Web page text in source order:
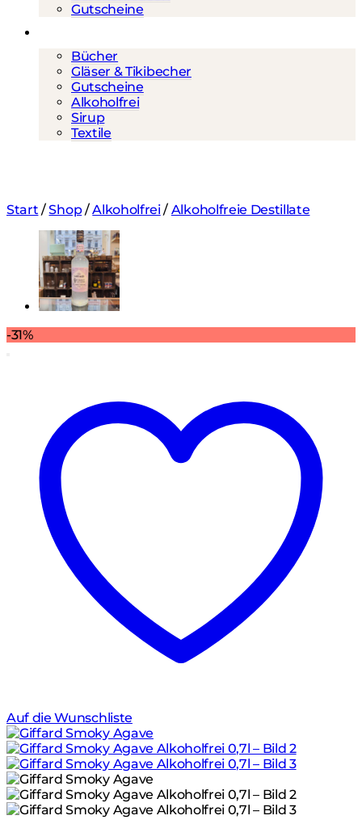
Gutscheine
Bücher
Gläser & Tikibecher
Gutscheine
Alkoholfrei
Sirup
Textile
Start /Shop/Alkoholfrei/ Alkoholfreie Destillate
-31%
Auf die Wunschliste